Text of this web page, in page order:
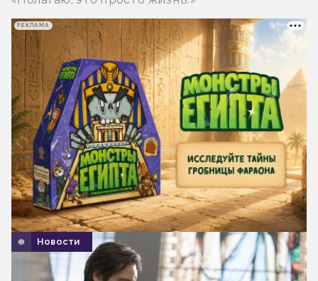
Новости
РЕКЛАМА